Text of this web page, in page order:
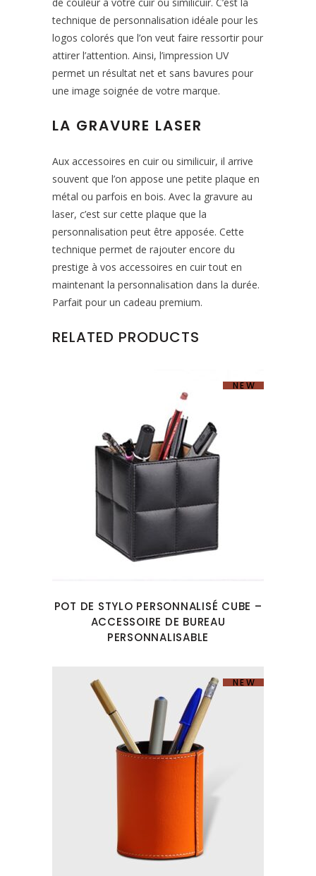
technique de personnalisation idéale pour les
logos colorés que l’on veut faire ressortir pour
attirer l’attention. Ainsi, l’impression UV
permet un résultat net et sans bavures pour
une image soignée de votre marque.
LA GRAVURE LASER
Aux accessoires en cuir ou similicuir, il arrive
souvent que l’on appose une petite plaque en
métal ou parfois en bois. Avec la gravure au
laser, c’est sur cette plaque que la
personnalisation peut être apposée. Cette
technique permet de rajouter encore du
prestige à vos accessoires en cuir tout en
maintenant la personnalisation dans la durée.
Parfait pour un cadeau premium.
RELATED PRODUCTS
NEW
POT DE STYLO PERSONNALISÉ CUBE –
ACCESSOIRE DE BUREAU
PERSONNALISABLE
NEW